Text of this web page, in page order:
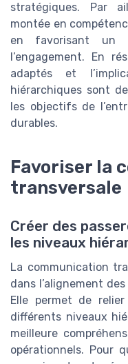
stratégiques. Par
montée en
en favorisant un
l’engagement. En
adaptés et
hiérarchiques sont
les objectifs de
durables.
Favoriser la
transversale
Créer des
les niveaux
La communication
dans l’alignement
Elle permet de
différents niveaux
meilleure
opérationnels. Pour